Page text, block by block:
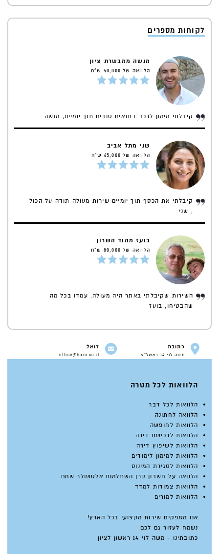
לקוחות מספרים
מנשה ממבשרת ציון
הלוואה של 40,000 ש"ח
קיבלתי מימון לרכב בתנאים טובים תוך יומיים, מנשה
שני מתל אביב
הלוואה של 65,000 ש"ח
קיבלתי את הכסף תוך יומיים שירות מעולה תודה על הכול
, שני
בועז מהוד השרון
הלוואה של 80,000 ש"ח
השירות שקיבלתי באתר היה מעולה. עמדו בכל מה
שהבטיחו, בועז
כתובת
משה לוי 14 ראשל"צ
דואל
office@hani.co.il
הלוואות לכל מטרה
הלוואות לכל דבר
הלוואה לחתונה
הלוואות לחופשה
הלוואות לרכישת דירה
הלוואות לשיפוץ דירה
הלוואות למימון לימודים
הלוואות לסגירת המינוס
הלוואה על חשבון קרן השתלמות אלטשולר שחם
הלוואות צמודות למדד
הלוואות למורים
אנו מספקים שירות מקצועי בכל הארץ!
נשמח לעזור גם לכם
כתובתינו - משה לוי 14 ראשון לציון